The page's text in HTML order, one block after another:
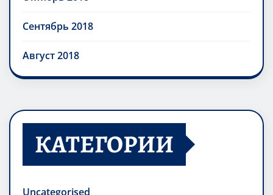
Сентябрь 2018
Август 2018
КАТЕГОРИИ
Uncategorised